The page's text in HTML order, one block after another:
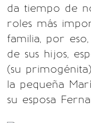
da tiempo de
roles más
familia, por
de sus hijos,
(su
la pequeña
su esposa